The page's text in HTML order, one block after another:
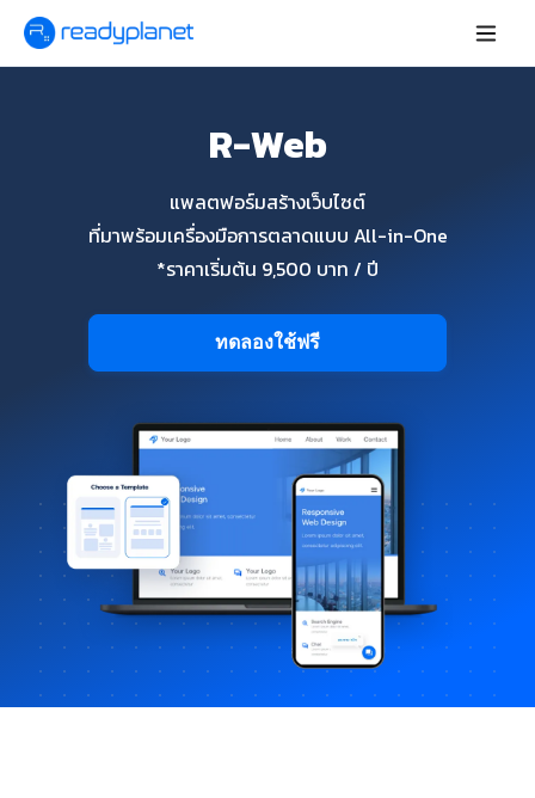
R-Web
แพลตฟอร์มสร้างเว็บไซต์
ที่มาพร้อมเครื่องมือการตลาดแบบ All-in-One
*ราคาเริ่มต้น 9,500 บาท / ปี
ทดลองใช้ฟรี